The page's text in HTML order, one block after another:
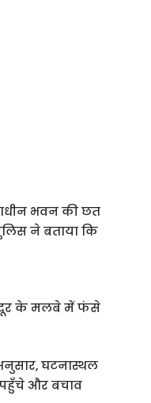
भवन की छत
ने बताया कि
के मलबे में फंसे
घटनास्थल
पहुँचे और बचाव